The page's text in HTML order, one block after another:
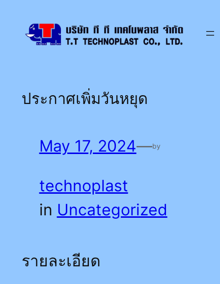
ประกาศเพิ่มวันหยุด
May 17, 2024—by
technoplast
in Uncategorized
รายละเอียด